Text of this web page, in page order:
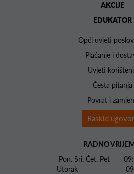
AKCIJE
EDUKATOR
Opći uvjeti
Plaćanje i
Uvjeti
Česta pitanja
Povrat i
Raskid
RADNO
Pon. Sri. Čet. Pet
Utorak 09:00